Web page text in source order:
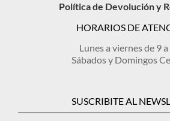
Política de Devolución y
HORARIOS DE
Lunes a viernes de 9
Sábados y Domingos
SUSCRIBITE AL